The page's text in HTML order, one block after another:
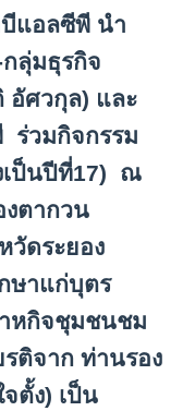
แอลซีพี นำ
กลุ่มธุรกิจ
อัศวกุล) และ
ร่วมกิจกรรม
เป็นปีที่17) ณ
ตากวน
วัดระยอง
ษาแก่บุตร
หกิจชุมชนชม
รติจาก ท่านรอง
ตั้ง) เป็น